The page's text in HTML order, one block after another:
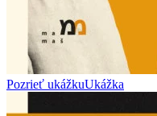
Pozrieť ukážkuUkážka